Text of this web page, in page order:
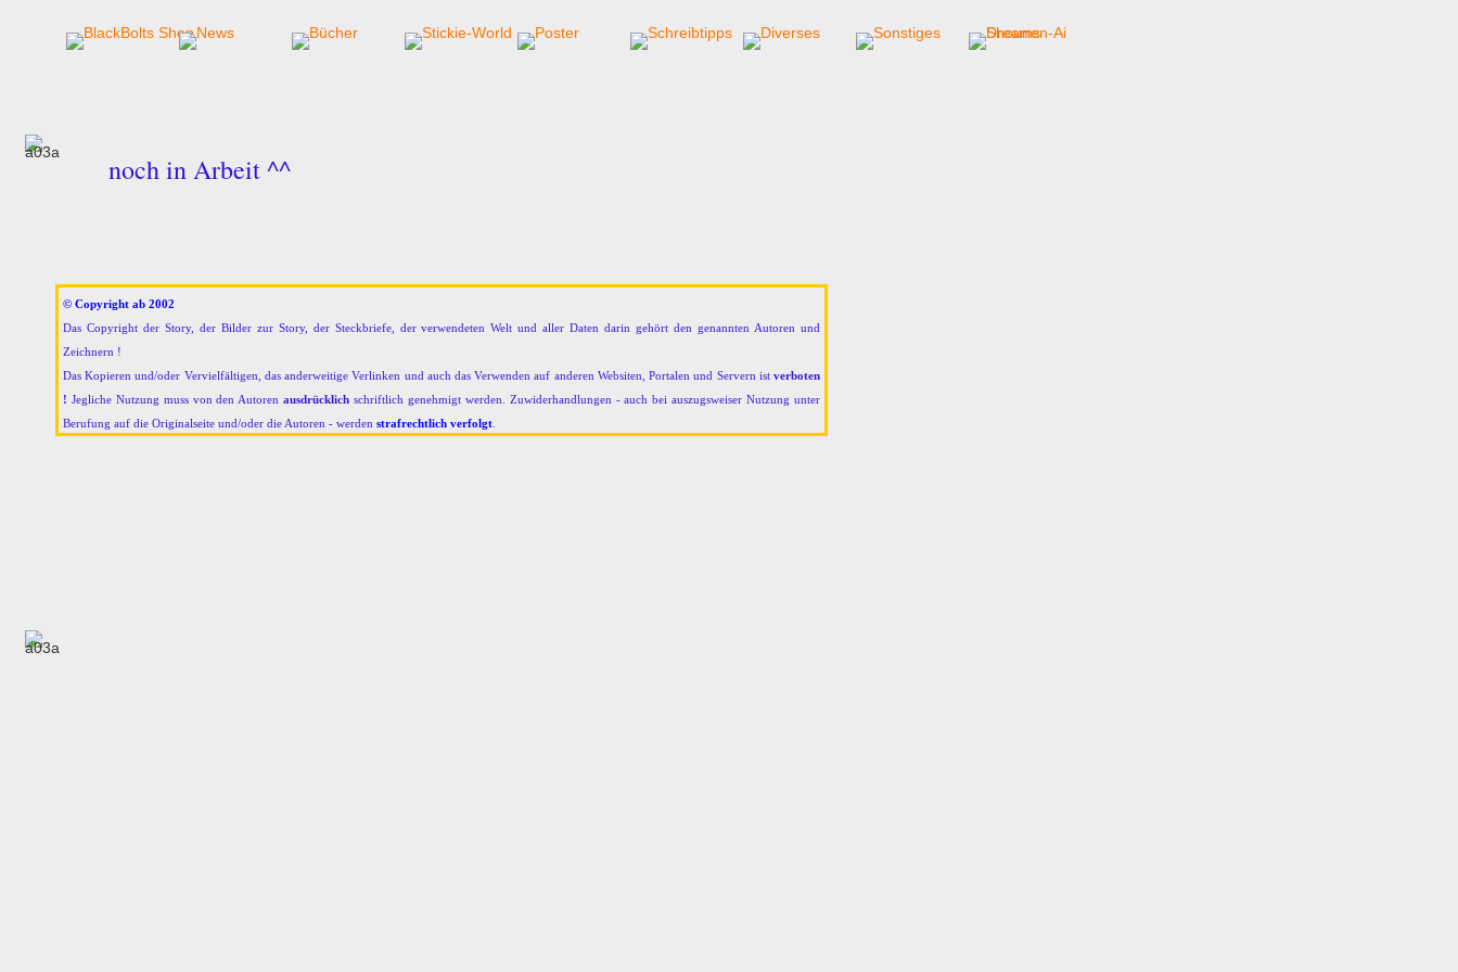
noch in Arbeit ^^
© Copyright ab 2002
Das Copyright der Story, der Bilder zur Story, der Steckbriefe, der verwendeten Welt und aller Daten darin gehört den genannten Autoren und
Zeichnern !
Das Kopieren und/oder Vervielfältigen, das anderweitige Verlinken und auch das Verwenden auf anderen Websiten, Portalen und Servern ist verboten
! Jegliche Nutzung muss von den Autorenausdrücklich schriftlich genehmigt werden. Zuwiderhandlungen - auch bei auszugsweiser Nutzung unter
Berufung auf die Originalseite und/oder die Autoren - werden strafrechtlich verfolgt